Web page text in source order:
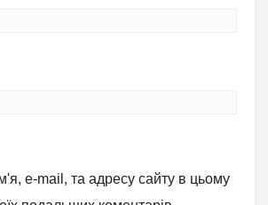
e-mail, та адресу сайту в цьому